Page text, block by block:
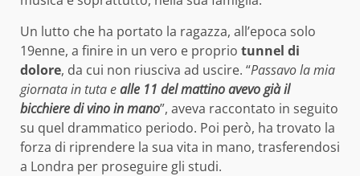
Un lutto che ha portato la ragazza, all’epoca solo
19enne, a finire in un vero e proprio tunnel di
dolore, da cui non riusciva ad uscire. “Passavo la mia
giornata in tuta ealle 11 del mattino avevo già il
bicchiere di vino in mano”, aveva raccontato in seguito
su quel drammatico periodo. Poi però, ha trovato la
forza di riprendere la sua vita in mano, trasferendosi
a Londra per proseguire gli studi.